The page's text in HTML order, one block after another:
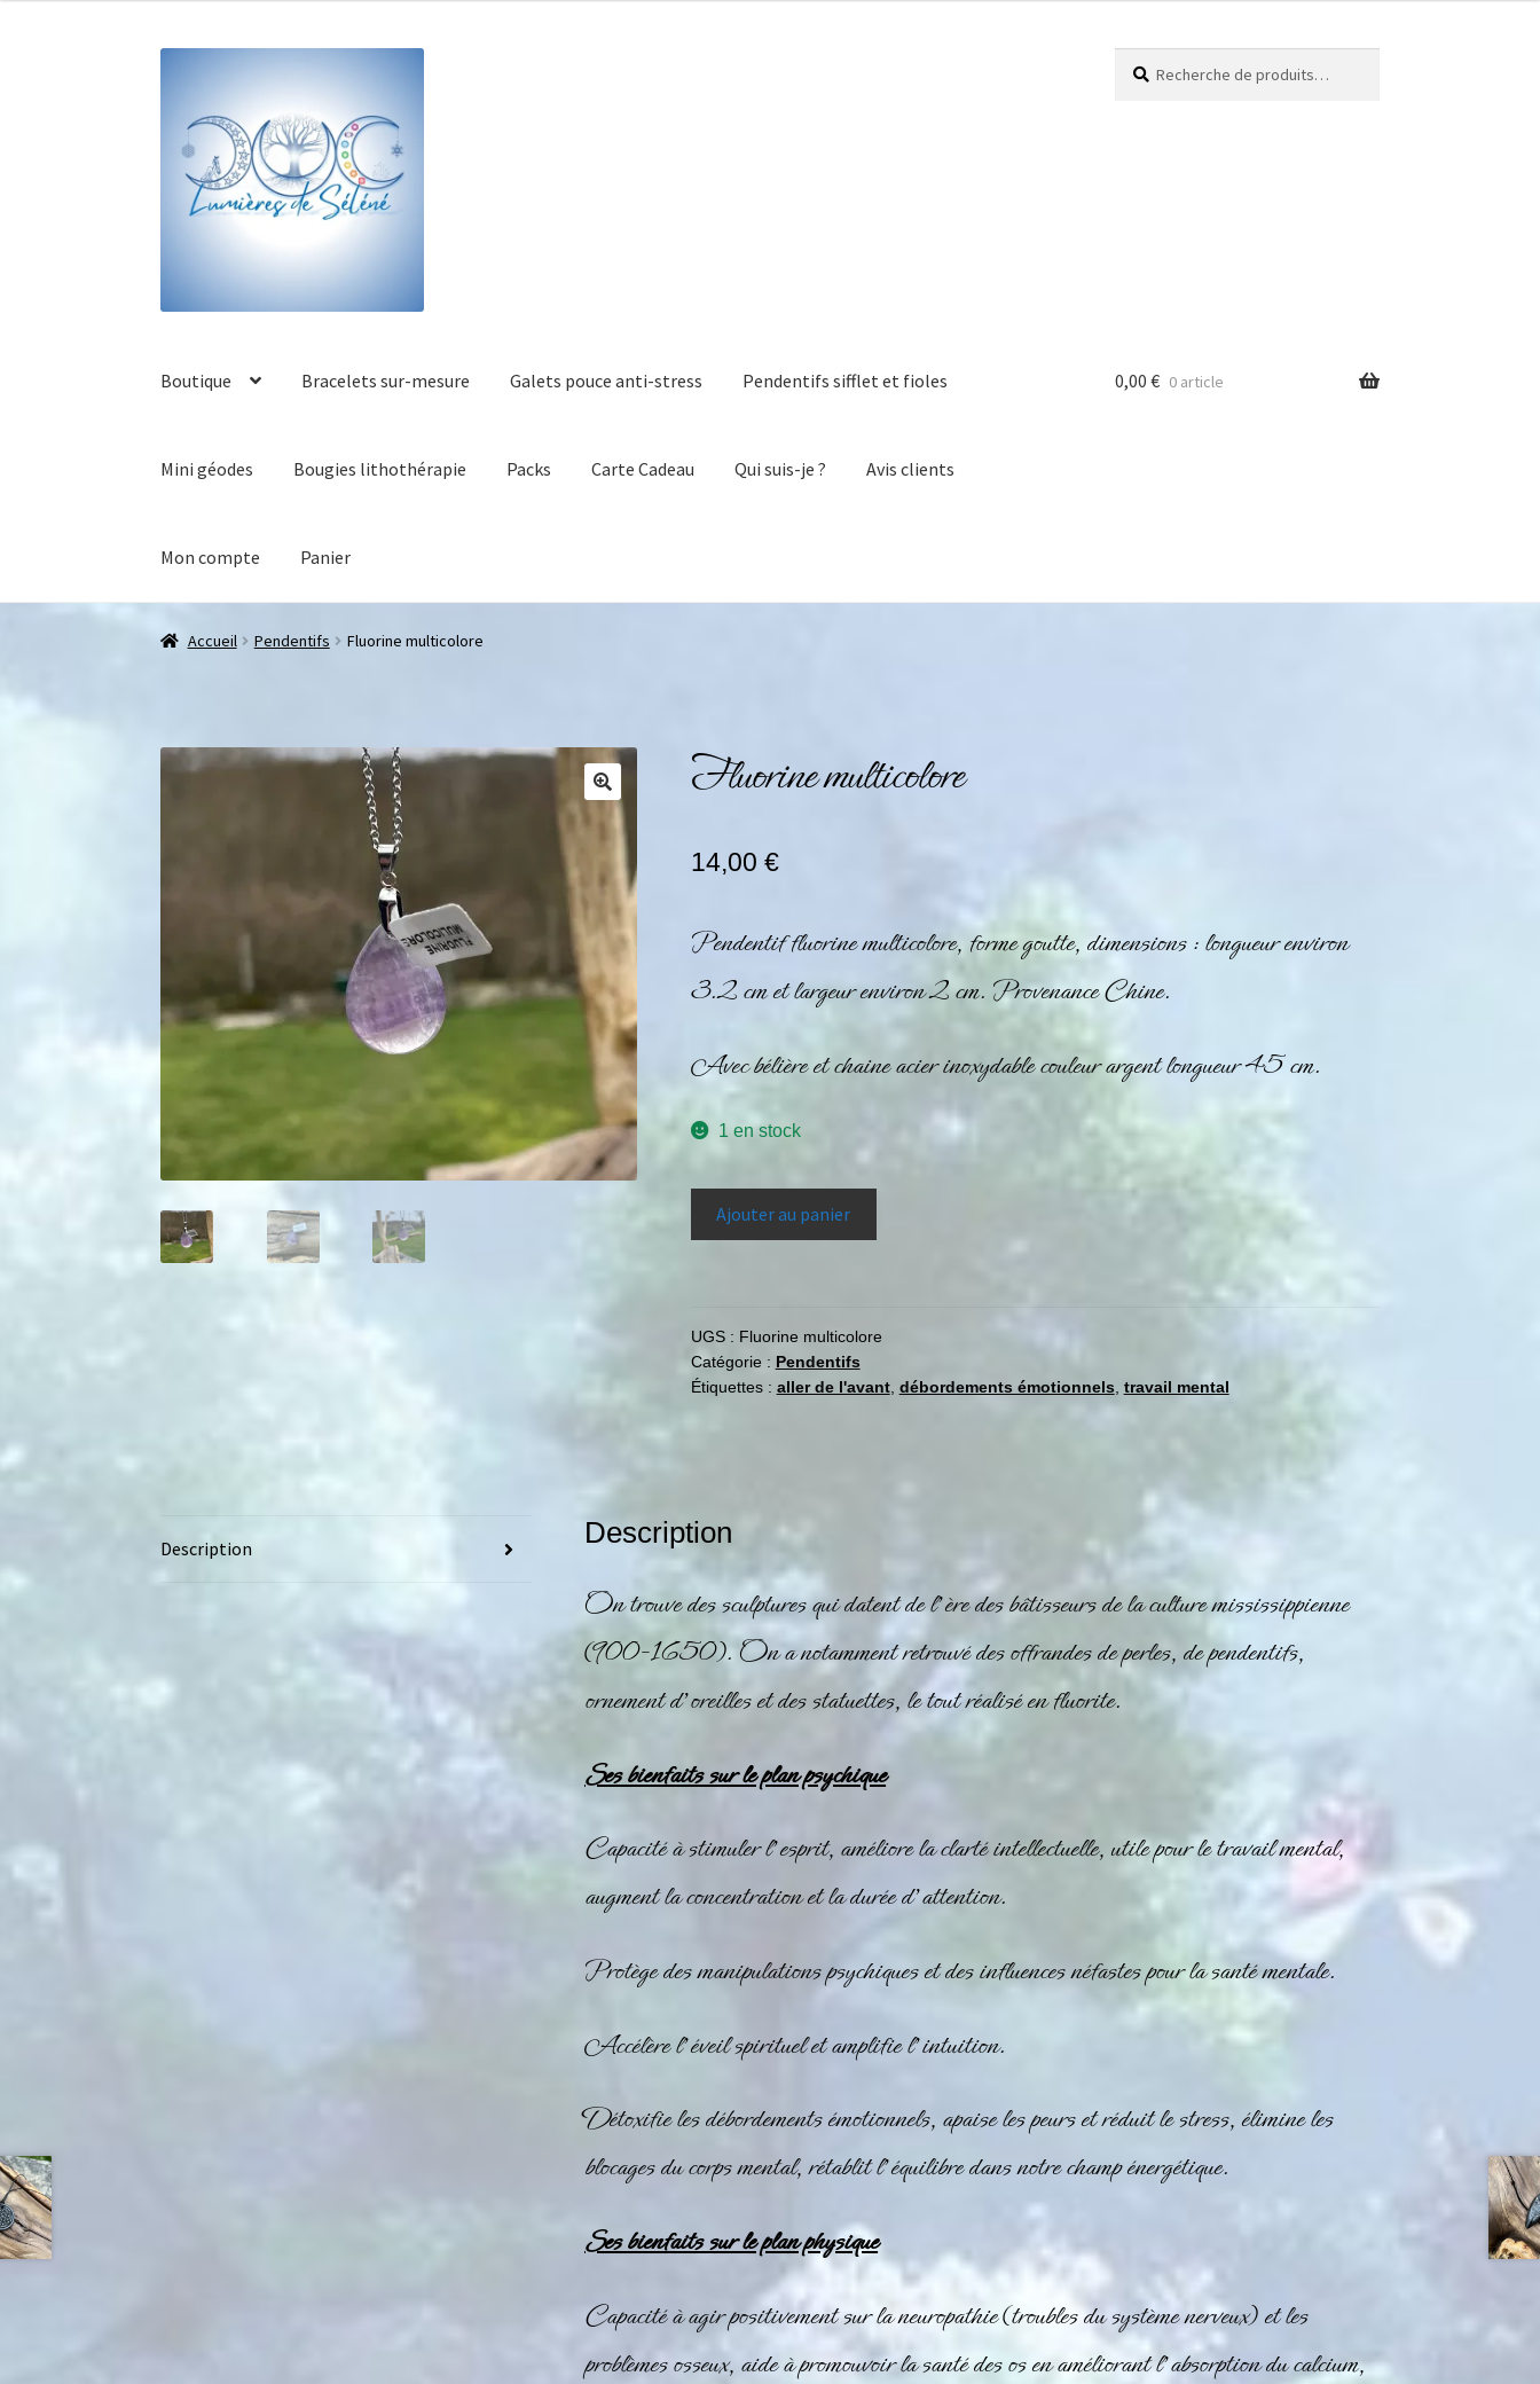
Boutique Bracelets sur-mesure Galets pouce anti-stress Pendentifs sifflet et fioles
Mini géodes Bougies lithothérapie Packs Carte Cadeau Qui suis-je ? Avis clients
Mon compte Panier
0,00 € 0 article
Accueil Pendentifs Fluorine multicolore
Fluorine multicolore
14,00 €
Pendentif fluorine multicolore, forme goutte, dimensions : longueur environ
3.2 cm et largeur environ 2 cm. Provenance Chine.
Avec bélière et chaine acier inoxydable couleur argent longueur 45 cm.
1 en stock
Ajouter au panier
UGS : Fluorine multicolore
Catégorie : Pendentifs
Étiquettes : aller de l'avant, débordements émotionnels travail mental
Description Description
On trouve des sculptures qui datent de l’ère des bâtisseurs de la culture mississippienne
(900-1650). On a notamment retrouvé des offrandes de perles, de pendentifs,
ornement d’oreilles et des statuettes, le tout réalisé en fluorite.
Ses bienfaits sur le plan psychique
Capacité à stimuler l’esprit, améliore la clarté intellectuelle, utile pour le travail mental,
augment la concentration et la durée d’attention.
Protège des manipulations psychiques et des influences néfastes pour la santé mentale.
Accélère l’éveil spirituel et amplifie l’intuition.
Détoxifie les débordements émotionnels, apaise les peurs et réduit le stress, élimine les
blocages du corps mental, rétablit l’équilibre dans notre champ énergétique.
Ses bienfaits sur le plan physique
Capacité à agir positivement sur la neuropathie (troubles du système nerveux) et les
problèmes osseux, aide à promouvoir la santé des os en améliorant l’absorption du calcium,